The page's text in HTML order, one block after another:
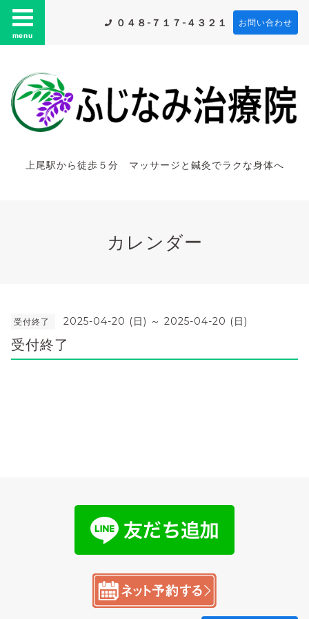
menu
０４８-７１７-４３２１ お問い合わせ
上尾駅から徒歩５分 マッサージと鍼灸でラクな身体へ
カレンダー
受付終了 2025-04-20 (日) ～ 2025-04-20 (日)
受付終了